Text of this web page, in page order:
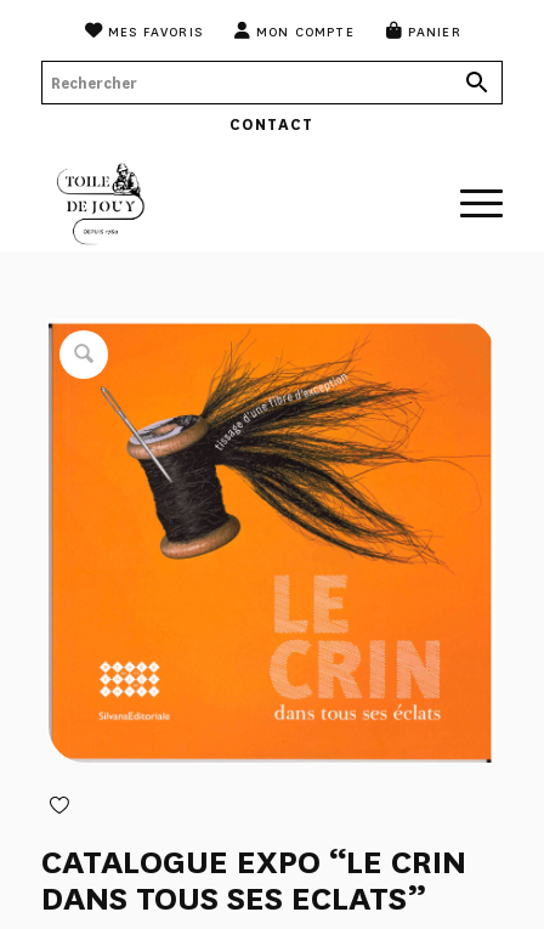
MES FAVORIS MON COMPTE PANIER
CONTACT
CATALOGUE EXPO “LE CRIN
DANS TOUS SES ECLATS”